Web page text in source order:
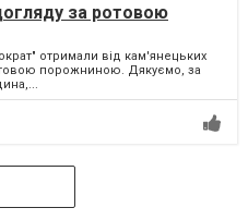
за ротовою
отримали від кам'янецьких
порожниною. Дякуємо, за